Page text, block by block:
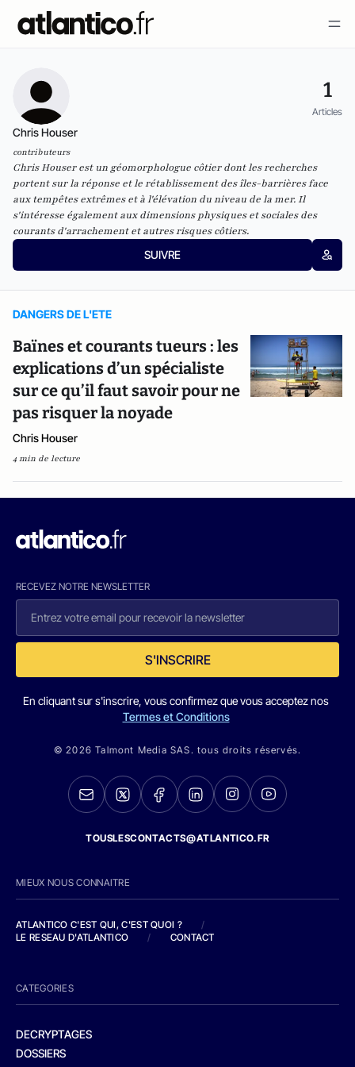
1
Articles
Chris Houser
contributeurs
Chris Houser est un géomorphologue côtier dont les recherches
portent sur la réponse et le rétablissement des îles-barrières face
aux tempêtes extrêmes et à l'élévation du niveau de la mer. Il
s'intéresse également aux dimensions physiques et sociales des
courants d'arrachement et autres risques côtiers.
SUIVRE
DANGERS DE L'ETE
Baïnes et courants tueurs : les
explications d’un spécialiste
sur ce qu’il faut savoir pour ne
pas risquer la noyade
Chris Houser
4 min de lecture
RECEVEZ NOTRE NEWSLETTER
S'INSCRIRE
En cliquant sur s'inscrire, vous confirmez que vous acceptez nos
Termes et Conditions
© 2026 Talmont Media SAS. tous droits réservés.
TOUSLESCONTACTS@ATLANTICO.FR
MIEUX NOUS CONNAITRE
ATLANTICO C'EST QUI, C'EST QUOI ?
/
LE RESEAU D'ATLANTICO
/ CONTACT
CATEGORIES
DECRYPTAGES
DOSSIERS